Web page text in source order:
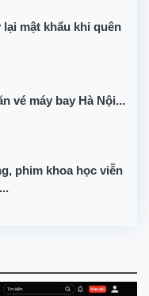
mật khẩu khi quên
vé máy bay Hà Nội...
phim khoa học viễn